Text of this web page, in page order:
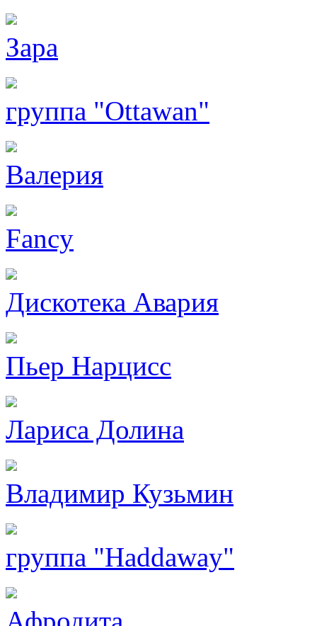
Зара
группа "Ottawan"
Валерия
Fancy
Дискотека Авария
Пьер Нарцисс
Лариса Долина
Владимир Кузьмин
группа "Haddaway"